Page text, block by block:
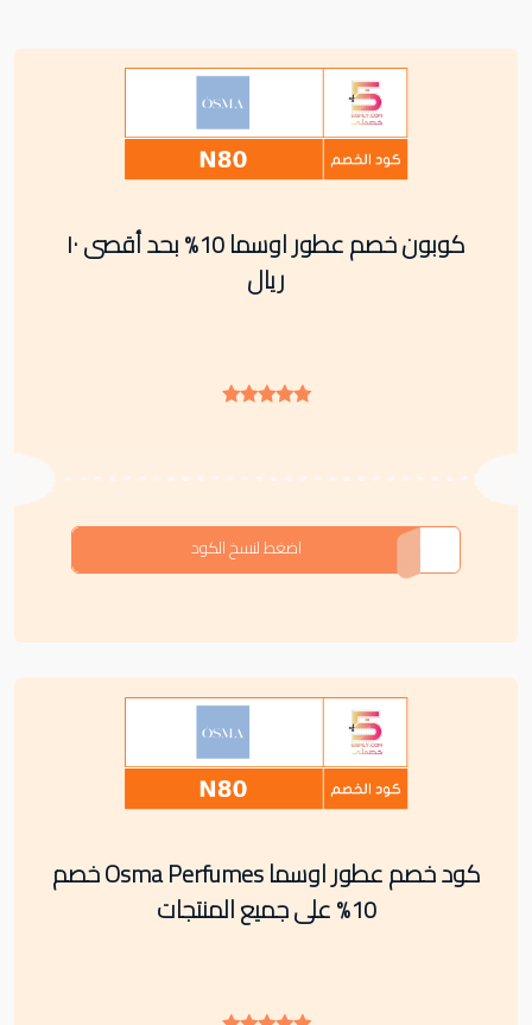
كوبون خصم عطور اوسما 10% بحد أقصى ١٠
ريال
N80
اضغط لنسخ الكود
كود خصم عطور اوسما Osma Perfumes خصم
10% على جميع المنتجات